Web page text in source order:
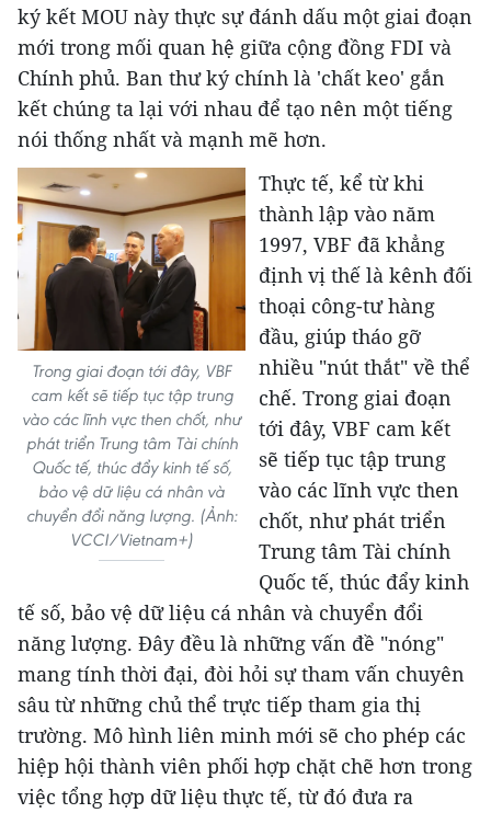
ký kết MOU này thực sự đánh dấu một giai đoạn
mới trong mối quan hệ giữa cộng đồng FDI và
Chính phủ. Ban thư ký chính là 'chất keo' gắn
kết chúng ta lại với nhau để tạo nên một tiếng
nói thống nhất và mạnh mẽ hơn.
Trong giai đoạn tới đây, VBF
cam kết sẽ tiếp tục tập trung
vào các lĩnh vực then chốt, như
phát triển Trung tâm Tài chính
Quốc tế, thúc đẩy kinh tế số,
bảo vệ dữ liệu cá nhân và
chuyển đổi năng lượng. (Ảnh:
VCCI/Vietnam+)
Thực tế, kể từ khi
thành lập vào năm
1997, VBF đã khẳng
định vị thế là kênh đối
thoại công-tư hàng
đầu, giúp tháo gỡ
nhiều "nút thắt" về thể
chế. Trong giai đoạn
tới đây, VBF cam kết
sẽ tiếp tục tập trung
vào các lĩnh vực then
chốt, như phát triển
Trung tâm Tài chính
Quốc tế, thúc đẩy kinh
tế số, bảo vệ dữ liệu cá nhân và chuyển đổi
năng lượng. Đây đều là những vấn đề "nóng"
mang tính thời đại, đòi hỏi sự tham vấn chuyên
sâu từ những chủ thể trực tiếp tham gia thị
trường. Mô hình liên minh mới sẽ cho phép các
hiệp hội thành viên phối hợp chặt chẽ hơn trong
việc tổng hợp dữ liệu thực tế, từ đó đưa ra